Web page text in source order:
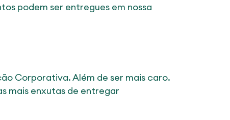
podem ser entregues em nossa
Corporativa. Além de ser mais caro.
mais enxutas de entregar